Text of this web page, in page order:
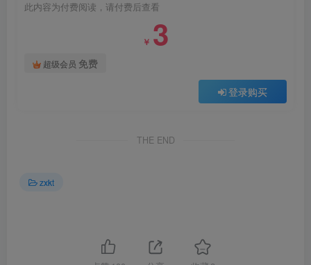
此内容为付费阅读，请付费后查看
￥ 3
超级会员 免费
登录购买
THE END
zxkt